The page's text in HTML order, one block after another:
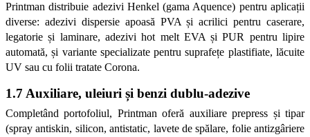
Printman distribuie adezivi Henkel (gama Aquence) pentru aplicații
diverse: adezivi dispersie apoasă PVA și acrilici pentru caserare,
legatorie și laminare, adezivi hot melt EVA și PUR pentru lipire
automată, și variante specializate pentru suprafețe plastifiate, lăcuite
UV sau cu folii tratate Corona.
1.7 Auxiliare, uleiuri și benzi dublu-adezive
Completând portofoliul, Printman oferă auxiliare prepress și tipar
(spray antiskin, silicon, antistatic, lavete de spălare, folie antizgâriere